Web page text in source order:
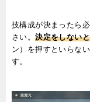
技構成が決まったら
さい。決定をしない
ン）を押すといらな
す。